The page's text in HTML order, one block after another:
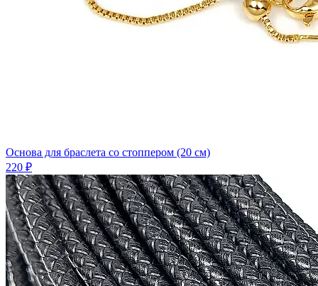
Основа для браслета со стоппером (20 см)
220 ₽